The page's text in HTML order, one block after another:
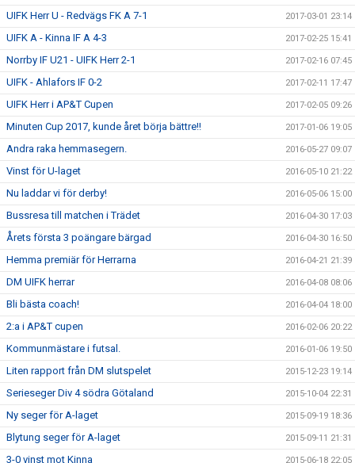
UIFK Herr U - Redvägs FK A 7-1 2017-03-01 23:14
UIFK A - Kinna IF A 4-3 2017-02-25 15:41
Norrby IF U21 - UIFK Herr 2-1 2017-02-16 07:45
UIFK - Ahlafors IF 0-2 2017-02-11 17:47
UIFK Herr i AP&T Cupen 2017-02-05 09:26
Minuten Cup 2017, kunde året börja bättre!! 2017-01-06 19:05
Andra raka hemmasegern. 2016-05-27 09:07
Vinst för U-laget 2016-05-10 21:22
Nu laddar vi för derby! 2016-05-06 15:00
Bussresa till matchen i Trädet 2016-04-30 17:03
Årets första 3 poängare bärgad 2016-04-30 16:50
Hemma premiär för Herrarna 2016-04-21 21:39
DM UIFK herrar 2016-04-08 08:06
Bli bästa coach! 2016-04-04 18:00
2:a i AP&T cupen 2016-02-06 20:22
Kommunmästare i futsal. 2016-01-06 19:50
Liten rapport från DM slutspelet 2015-12-23 19:14
Serieseger Div 4 södra Götaland 2015-10-04 22:31
Ny seger för A-laget 2015-09-19 18:36
Blytung seger för A-laget 2015-09-11 21:31
3-0 vinst mot Kinna 2015-06-18 22:05